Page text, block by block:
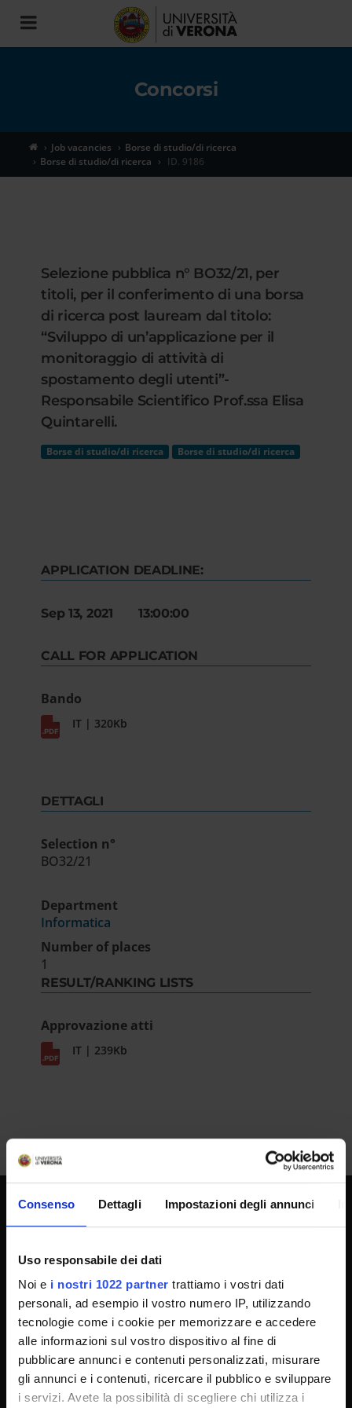
Consenso Dettagli Impostazioni degli annunci
Uso responsabile dei dati
Noi e i nostri 1022 partner trattiamo i vostri dati
personali, ad esempio il vostro numero IP, utilizzando
tecnologie come i cookie per memorizzare e accedere
alle informazioni sul vostro dispositivo al fine di
pubblicare annunci e contenuti personalizzati, misurare
gli annunci e i contenuti, ricercare il pubblico e sviluppare
i servizi. Avete la possibilità di scegliere chi utilizza i
Toggle
navigation
Concorsi
Job vacancies
Borse di studio/di ricerca
Borse di studio/di ricerca
ID. 9186
Selezione pubblica n° BO32/21, per
titoli, per il conferimento di una borsa
di ricerca post lauream dal titolo:
“Sviluppo di un’applicazione per il
monitoraggio di attività di
spostamento degli utenti”-
Responsabile Scientifico Prof.ssa Elisa
Quintarelli.
Borse di studio/di ricerca Borse di studio/di ricerca
APPLICATION DEADLINE:
Sep 13, 2021 13:00:00
CALL FOR APPLICATION
Bando
IT | 320Kb
DETTAGLI
Selection n°
BO32/21
Department
Informatica
Number of places
1
RESULT/RANKING LISTS
Approvazione atti
IT | 239Kb
UNIVERSITY SERVICES
Transparency
Official University Register
Job vacancies
Procurement
Notifications